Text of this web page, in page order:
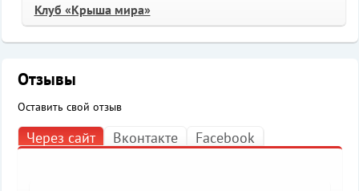
Клуб «Крыша мира»
Отзывы
Оставить свой отзыв
Через сайт Вконтакте Facebook